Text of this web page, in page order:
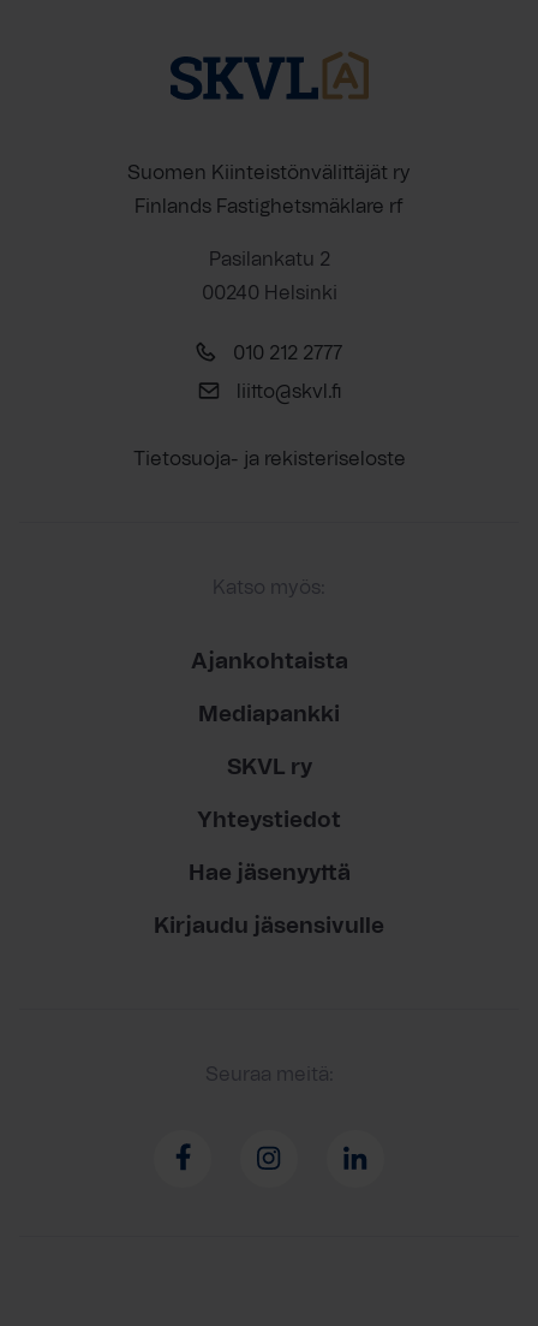
Suomen Kiinteistönvälittäjät ry
Finlands Fastighetsmäklare rf
Pasilankatu 2
00240 Helsinki
010 212 2777
liitto@skvl.fi
Tietosuoja- ja rekisteriseloste
Katso myös:
Ajankohtaista
Mediapankki
SKVL ry
Yhteystiedot
Hae jäsenyyttä
Kirjaudu jäsensivulle
Seuraa meitä: